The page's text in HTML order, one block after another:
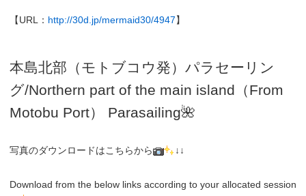
【URL： http://30d.jp/mermaid30/4947】
本島北部（モトブコウ発）パラセーリン
グ/Northern part of the main island（From
Motobu Port）
Parasailing🌺
写真のダウンロードはこちらから ↓↓
Download from the below links according to your allocated session